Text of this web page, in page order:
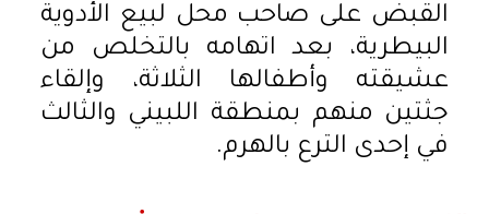
القبض على صاحب محل لبيع الأدوية
البيطرية، بعد اتهامه بالتخلص من
عشيقته وأطفالها الثلاثة، وإلقاء
جثتين منهم بمنطقة اللبيني والثالث
في إحدى الترع بالهرم.